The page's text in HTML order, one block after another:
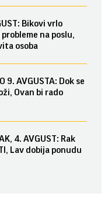
Bikovi vrlo
na poslu,
osoba
9. AVGUSTA: Dok se
Ovan bi rado
4. AVGUST: Rak
Lav dobija ponudu